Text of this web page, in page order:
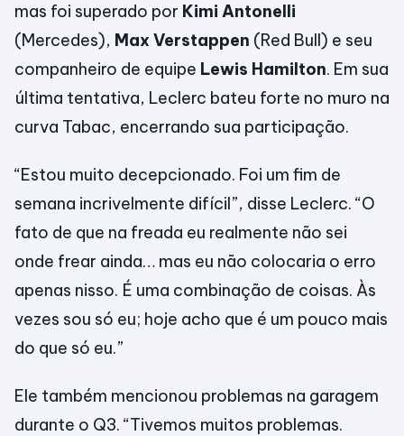
mas foi superado por Kimi Antonelli
(Mercedes), Max Verstappen (Red Bull) e seu
companheiro de equipe Lewis Hamilton. Em sua
última tentativa, Leclerc bateu forte no muro na
curva Tabac, encerrando sua participação.
“Estou muito decepcionado. Foi um fim de
semana incrivelmente difícil”, disse Leclerc. “O
fato de que na freada eu realmente não sei
onde frear ainda… mas eu não colocaria o erro
apenas nisso. É uma combinação de coisas. Às
vezes sou só eu; hoje acho que é um pouco mais
do que só eu.”
Ele também mencionou problemas na garagem
durante o Q3. “Tivemos muitos problemas.